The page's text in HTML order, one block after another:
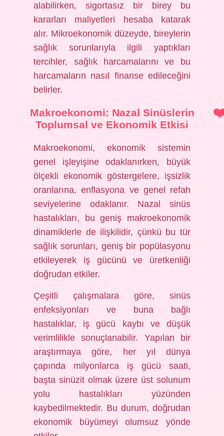
alabilirken, sigortasız bir birey bu
kararları maliyetleri hesaba katarak
alır. Mikroekonomik düzeyde, bireylerin
sağlık sorunlarıyla ilgili yaptıkları
tercihler, sağlık harcamalarını ve bu
harcamaların nasıl finanse edileceğini
belirler.
Makroekonomi: Nazal Sinüslerin
Toplumsal ve Ekonomik Etkisi
Makroekonomi, ekonomik sistemin
genel işleyişine odaklanırken, büyük
ölçekli ekonomik göstergelere, işsizlik
oranlarına, enflasyona ve genel refah
seviyelerine odaklanır. Nazal sinüs
hastalıkları, bu geniş makroekonomik
dinamiklerle de ilişkilidir, çünkü bu tür
sağlık sorunları, geniş bir popülasyonu
etkileyerek iş gücünü ve üretkenliği
doğrudan etkiler.
Çeşitli çalışmalara göre, sinüs
enfeksiyonları ve buna bağlı
hastalıklar, iş gücü kaybı ve düşük
verimlilikle sonuçlanabilir. Yapılan bir
araştırmaya göre, her yıl dünya
çapında milyonlarca iş gücü saati,
başta sinüzit olmak üzere üst solunum
yolu hastalıkları yüzünden
kaybedilmektedir. Bu durum, doğrudan
ekonomik büyümeyi olumsuz yönde